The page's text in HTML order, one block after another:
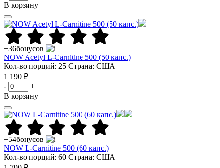
В корзину
+36бонусов
NOW Acetyl L-Carnitine 500 (50 капс.)
Кол-во порций: 25 Страна: США
1 190 ₽
-
+
В корзину
+54бонусов
NOW L-Carnitine 500 (60 капс.)
Кол-во порций: 60 Страна: США